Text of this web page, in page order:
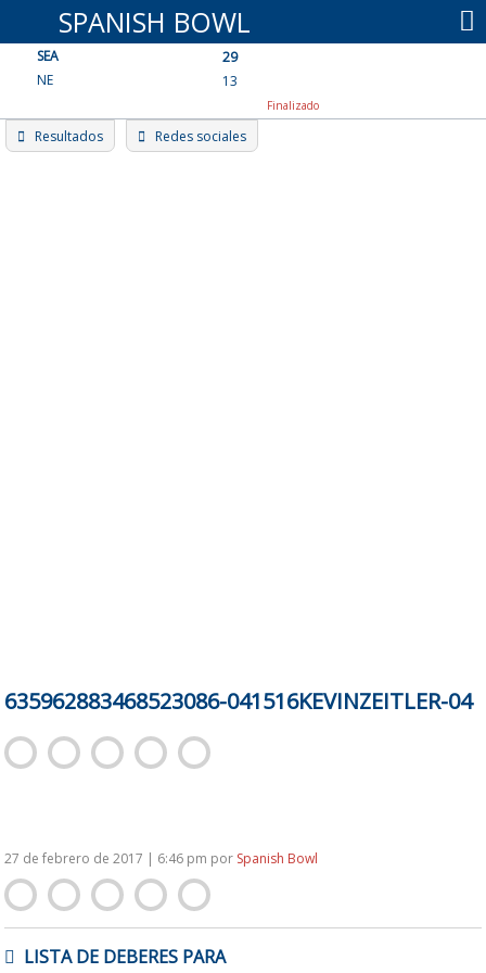
content
SPANISH BOWL
SEA
29
NE
13
Finalizado
Resultados Redes sociales
635962883468523086-041516KEVINZEITLER-04
27 de febrero de 2017 | 6:46 pm por Spanish Bowl
DELISTA DE DEBERES PARA